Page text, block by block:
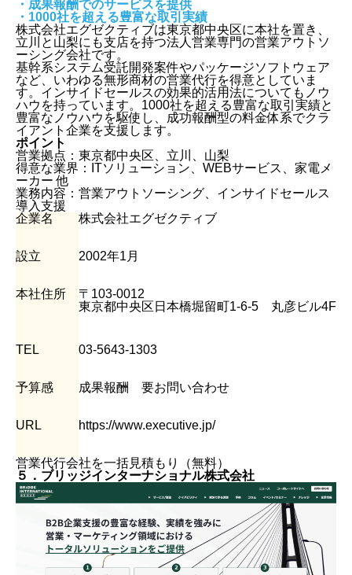
・成果報酬でのサービスを提供
・1000社を超える豊富な取引実績
株式会社エグゼクティブは東京都中央区に本社を置き、
立川と山梨にも支店を持つ法人営業専門の営業アウトソ
ーシング会社です。
基幹系システム受託開発案件やパッケージソフトウェア
など、いわゆる無形商材の営業代行を得意としていま
す。インサイドセールスの効果的活用法についてもノウ
ハウを持っています。1000社を超える豊富な取引実績と
豊富なノウハウを駆使し、成功報酬型の料金体系でクラ
イアント企業を支援します。
ポイント
営業拠点：東京都中央区、立川、山梨
得意な業界：ITソリューション、WEBサービス、家電メ
ーカー 他
業務内容：営業アウトソーシング、インサイドセールス
導入支援
企業名
株式会社エグゼクティブ
設立 2002年1月
本社住所
〒103-0012
東京都中央区日本橋堀留町1-6-5 丸彦ビル4F
TEL 03-5643-1303
予算感 成果報酬 要お問い合わせ
URL https://www.executive.jp/
営業代行会社を一括見積もり（無料）
５．ブリッジインターナショナル株式会社
法人営業に強い営業代行会社おすすめ14選
テレアポ代行にも強い営業代行会社おすすめ６選
営業代行の費用・料金相場
営業代行の失敗しない選び方と手順
業種別の営業代行の種類と選び方
BtoCに強い営業代行会社を選ぶポイント
営業代行会社を選ぶ具体的な注目ポイント５つ